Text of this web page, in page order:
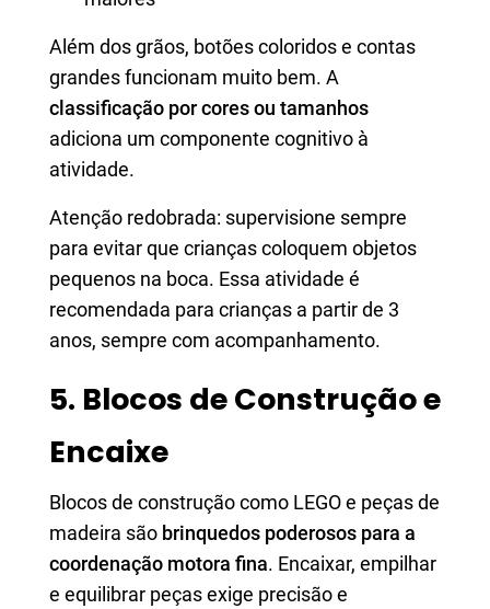
Além dos grãos, botões coloridos e contas
grandes funcionam muito bem. A
classificação por cores ou tamanhos
adiciona um componente cognitivo à
atividade.
Atenção redobrada: supervisione sempre
para evitar que crianças coloquem objetos
pequenos na boca. Essa atividade é
recomendada para crianças a partir de 3
anos, sempre com acompanhamento.
5. Blocos de Construção e
Encaixe
Blocos de construção como LEGO e peças de
madeira são brinquedos poderosos para a
coordenação motora fina. Encaixar, empilhar
e equilibrar peças exige precisão e